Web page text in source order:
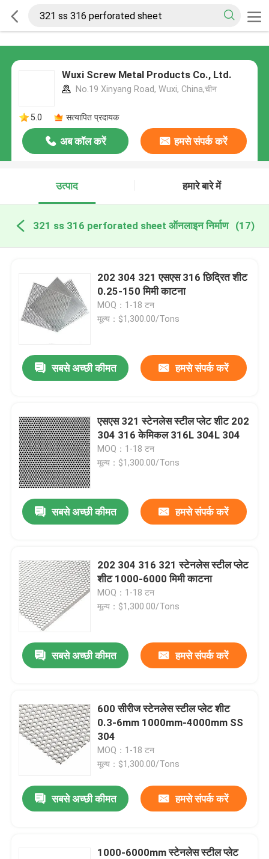
Wuxi Screw Metal Products Co., Ltd.
No.19 Xinyang Road, Wuxi, China,चीन
5.0 सत्यापित प्रदायक
अब कॉल करें हमसे संपर्क करें
उत्पाद हमारे बारे में
321 ss 316 perforated sheet ऑनलाइन निर्माण (17)
202 304 321 एसएस 316 छिद्रित शीट
0.25-150 मिमी काटना
MOQ：1-18 टन
मूल्य：$1,300.00/Tons
सबसे अच्छी कीमत हमसे संपर्क करें
एसएस 321 स्टेनलेस स्टील प्लेट शीट 202
304 316 केमिकल 316L 304L 304
MOQ：1-18 टन
मूल्य：$1,300.00/Tons
सबसे अच्छी कीमत हमसे संपर्क करें
202 304 316 321 स्टेनलेस स्टील प्लेट
शीट 1000-6000 मिमी काटना
MOQ：1-18 टन
मूल्य：$1,300.00/Tons
सबसे अच्छी कीमत हमसे संपर्क करें
600 सीरीज स्टेनलेस स्टील प्लेट शीट
0.3-6mm 1000mm-4000mm SS
304
MOQ：1-18 टन
मूल्य：$1,300.00/Tons
सबसे अच्छी कीमत हमसे संपर्क करें
1000-6000mm स्टेनलेस स्टील प्लेट